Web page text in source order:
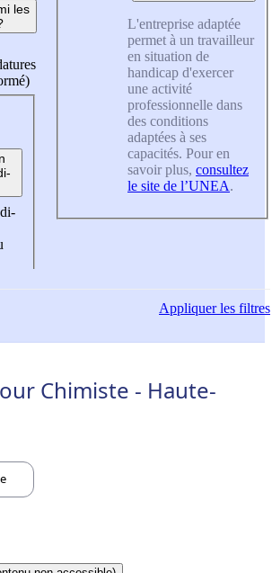
les
L'entreprise adaptée
permet à un travailleur
en situation de
handicap d'exercer
une activité
professionnelle dans
des conditions
adaptées à ses
capacités. Pour en
savoir plus, consultez
le site de l’UNEA.
Appliquerles filtres
Chimiste - Haute-